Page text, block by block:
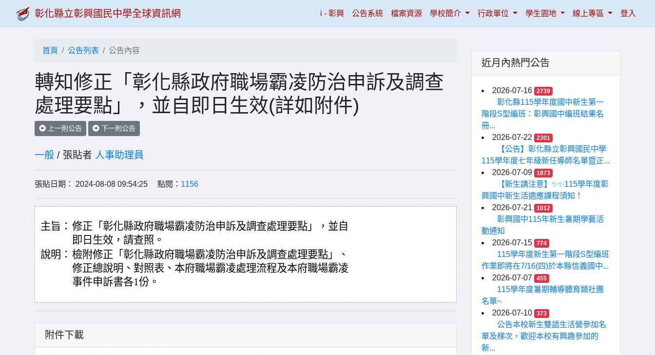
彰化縣立彰興國民中學全球資訊網 i - 彰興(current)
公告系統 檔案資源 學校簡介 行政單位 學生園地 線上專區 登入
首頁 公告列表 公告內容
轉知修正「彰化縣政府職場霸凌防治申訴及調查
處理要點」，並自即日生效(詳如附件)
上一則公告 下一則公告
一般 / 張貼者 人事助理員
張貼日期： 2024-08-08 09:54:25 點閱： 1156
主旨： 修正「彰化縣政府職場霸凌防治申訴及調查處理要點」，並自
即日生效，請查照。
說明： 檢附修正「彰化縣政府職場霸凌防治申訴及調查處理要點」、
修正總說明、對照表、本府職場霸凌處理流程及本府職場霸凌
事件申訴書各1份。
附件下載
近月內熱門公告
2026-07-16 2739
彰化縣115學年度國中新生第一
階段S型編班：彰興國中編班結果名
冊...
2026-07-22
2301
【公告】彰化縣立彰興國民中學
115學年度七年級新任導師名單暨正...
2026-07-09
1873
【新生請注意】✨✨115學年度彰
興國中新生活適應課程須知！
2026-07-21
1012
彰興國中115年新生暑期學藝活
動通知
2026-07-15
774
115學年度新生第一階段S型編班
作業即將在7/16(四)於本縣信義國中...
2026-07-07
455
115學年度暑期輔導體育類社團
名單~
2026-07-10
373
公告本校新生雙語生活營參加名
單及梯次，歡迎本校有興趣參加的
新...